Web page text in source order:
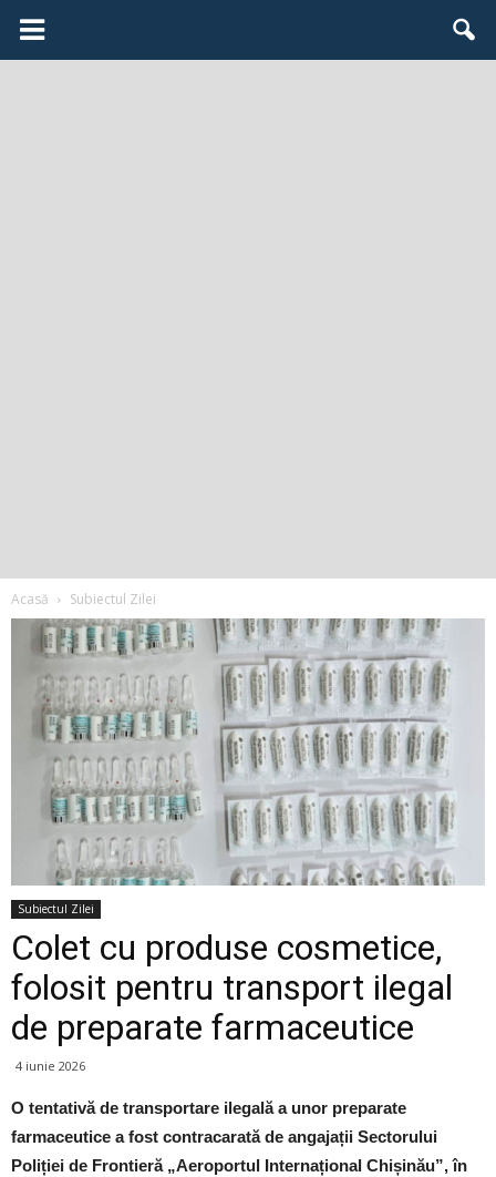
Acasă Subiectul Zilei
Subiectul Zilei
Colet cu produse cosmetice,
folosit pentru transport ilegal
de preparate farmaceutice
4 iunie 2026
O tentativă de transportare ilegală a unor preparate
farmaceutice a fost contracarată de angajații Sectorului
Poliției de Frontieră „Aeroportul Internațional Chișinău”, în